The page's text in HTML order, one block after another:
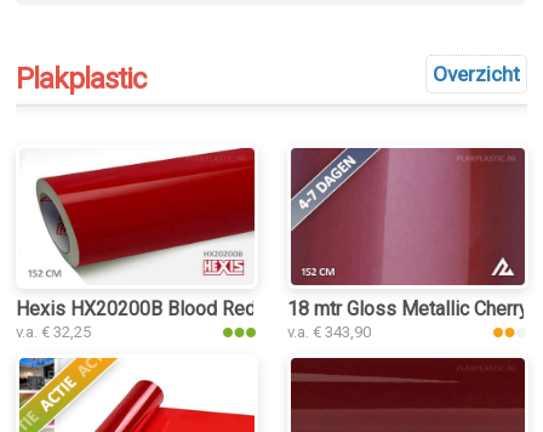
Overzicht
Plakplastic
Hexis HX20200B Blood Red Gloss plakplastic
v.a. € 32,25
18 mtr Gloss Metallic Cherry
v.a. € 343,90